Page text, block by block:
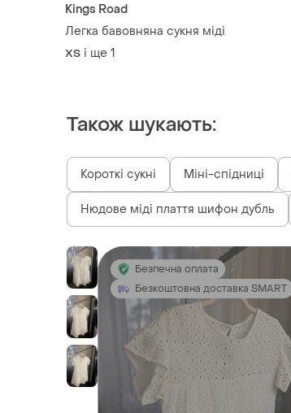
Kings Road
Легка бавовняна сукня міді
ХS і ще 1
Також шукають:
Короткі сукні Міні-спідниці
Нюдове міді плаття шифон дубль
Безпечна оплата
Безкоштовна доставка SMART